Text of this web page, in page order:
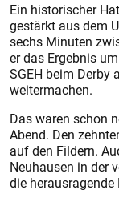
Ein historischer
gestärkt aus dem
sechs Minuten
er das Ergebnis
SGEH beim Derby
weitermachen.
Das waren schon
Abend. Den
auf den Fildern.
Neuhausen in der
die